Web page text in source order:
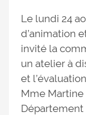
Le lundi 24
d’animation
invité la
un atelier à
et
Mme Martine
Département